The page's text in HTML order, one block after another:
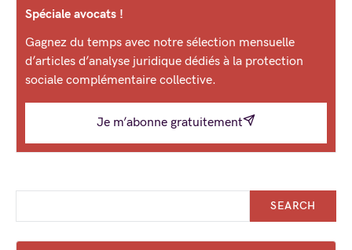
Spéciale avocats !
Gagnez du temps avec notre sélection mensuelle
d’articles d’analyse juridique dédiés à la protection
sociale complémentaire collective.
Je m’abonne gratuitement
SEARCH